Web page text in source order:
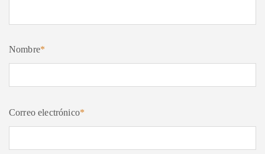
Nombre*
Correo electrónico*